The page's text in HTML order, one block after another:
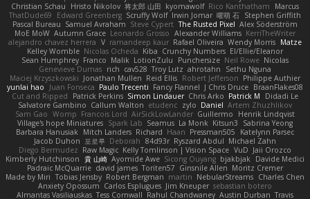
Christian Schau
Hristo Nikolov 将太郎 山田 kyomawolf Rico Kanthatham
Marcus
ThatDude69
Edward Greenberg Scruffy Wolf Irwin Jomar 曜萌 石 Stephen Griffith
Pascal Bureau Samuel Avraham Steve Cypert The Rusted Pixel Alex Söderström
MoE MoW Autumn Grace Leonardo Grosso Alexander Williams KerriTheWriter
alejandro chavez herrera V ramandeep kaur Rafael Oliveira Wendy Morris Matze
Kelley Womble Nicolas Ocheda Kiba Crunchy Numbers El/Ellie/Eleanor
Sean Humphrey Franco Malik LotionZulu Punchersize Neil Rowe Nicolas
Genevieve Dumas rich cav528 Troy Lutz ahrotahn
Sethu Nguna
Maciej Krzyszkowski Jonathan Mullen Reid Ellis Robert Jefferson Philippe Authier
yunlai hao
Juan Fonseca Paulo Trecenti Fancy Flannel J Chris Druce BraanFlakes08
Cut and Ripped
Patrick Perkins Simon Lindauer Chris Arko Patrick M
Didadi Le
Salvatore Gambino Callum Walton etudenc zylo Daniel Artem Zhuzhlikov
Sam Gao Womp Francois Lord AirSickLowLander Guillermo
Henrik Lindqvist
Village's hope Miniatures Spark Lab Seamus La Monk Kitsun3
Sabrina Yeong
Barbara Hanusiak Mitch Landers Richard Haan Pressman505
Katelynn Parsec
Jacob Duhon 포로루 Deborah 84d93r Ryszard Abdul Michael Zahn
Diego Bermudez Raw Magic Kelly Tomlinson | Vision Space VuD Jaii Orozco
Kimberly Hutchinson 貴 山崎 Ayomide Awe Sicong Ouyang bjakbjak Davide Medici
Padraic McQuarrie david james Toriten57 Ginsnile Allen Moritz Cremer
Made by Miri Tobias Jensby Robert Bergman martin NebularStreams Charles Chen
Anxiety Opossum Carlos Esplugues Jim Kneuper sebastian botero
Almantas Vasiliauskas Tess Cornwall Rahul Chandwaney Austin Durban Travis